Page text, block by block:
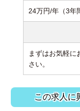
24万円/年（3年
まずはお気軽に
さい。
この求人に